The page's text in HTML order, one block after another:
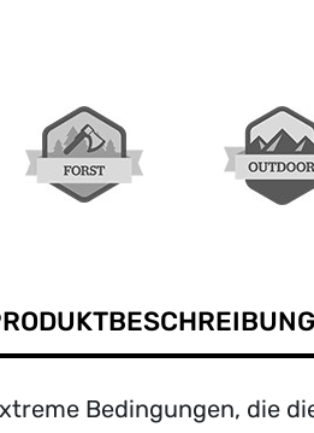
Bedingungen, die